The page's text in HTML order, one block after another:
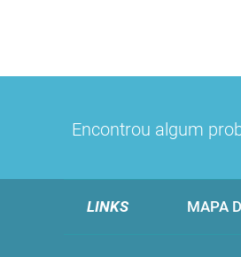
Encontrou algum
LINKS MAPA